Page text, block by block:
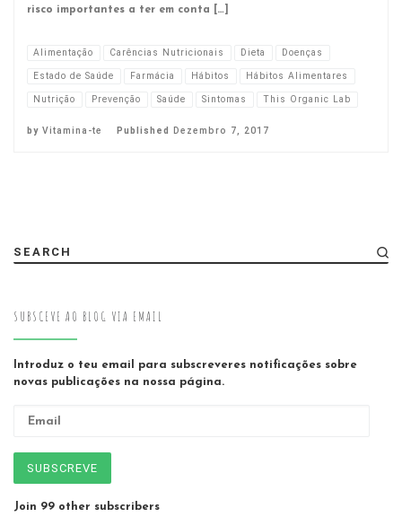
risco importantes a ter em conta […]
Alimentação Carências Nutricionais Dieta
Doenças
Estado de Saúde
Farmácia Hábitos
Hábitos Alimentares
Nutrição
Prevenção Saúde Sintomas This Organic Lab
by Vitamina-te Published Dezembro 7, 2017
SEARCH
SUBSCEVE AO BLOG VIA EMAIL
Introduz o teu email para subscreveres notificações sobre
novas publicações na nossa página.
SUBSCREVE
Join 99 other subscribers